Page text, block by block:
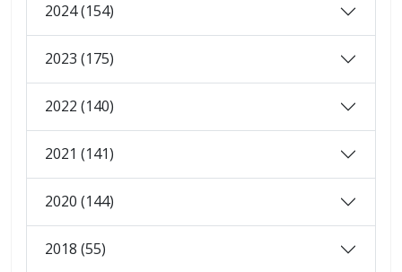
2024 (154)
2023 (175)
2022 (140)
2021 (141)
2020 (144)
2018 (55)